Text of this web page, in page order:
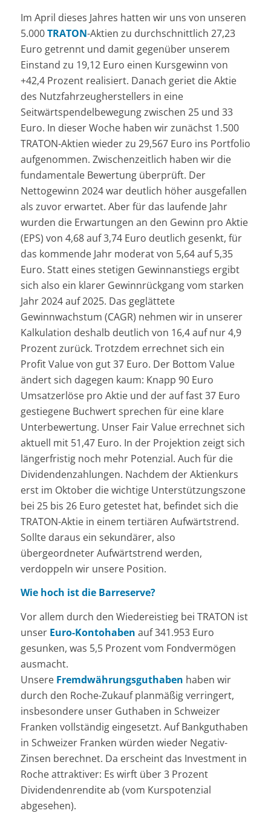
Im April dieses Jahres hatten wir uns von unseren
5.000TRATON-Aktien zu durchschnittlich 27,23
Euro getrennt und damit gegenüber unserem
Einstand zu 19,12 Euro einen Kursgewinn von
+42,4 Prozent realisiert. Danach geriet die Aktie
des Nutzfahrzeugherstellers in eine
Seitwärtspendelbewegung zwischen 25 und 33
Euro. In dieser Woche haben wir zunächst 1.500
TRATON-Aktien wieder zu 29,567 Euro ins Portfolio
aufgenommen. Zwischenzeitlich haben wir die
fundamentale Bewertung überprüft. Der
Nettogewinn 2024 war deutlich höher ausgefallen
als zuvor erwartet. Aber für das laufende Jahr
wurden die Erwartungen an den Gewinn pro Aktie
(EPS) von 4,68 auf 3,74 Euro deutlich gesenkt, für
das kommende Jahr moderat von 5,64 auf 5,35
Euro. Statt eines stetigen Gewinnanstiegs ergibt
sich also ein klarer Gewinnrückgang vom starken
Jahr 2024 auf 2025. Das geglättete
Gewinnwachstum (CAGR) nehmen wir in unserer
Kalkulation deshalb deutlich von 16,4 auf nur 4,9
Prozent zurück. Trotzdem errechnet sich ein
Profit Value von gut 37 Euro. Der Bottom Value
ändert sich dagegen kaum: Knapp 90 Euro
Umsatzerlöse pro Aktie und der auf fast 37 Euro
gestiegene Buchwert sprechen für eine klare
Unterbewertung. Unser Fair Value errechnet sich
aktuell mit 51,47 Euro. In der Projektion zeigt sich
längerfristig noch mehr Potenzial. Auch für die
Dividendenzahlungen. Nachdem der Aktienkurs
erst im Oktober die wichtige Unterstützungszone
bei 25 bis 26 Euro getestet hat, befindet sich die
TRATON-Aktie in einem tertiären Aufwärtstrend.
Sollte daraus ein sekundärer, also
übergeordneter Aufwärtstrend werden,
verdoppeln wir unsere Position.
Wie hoch ist die Barreserve?
Vor allem durch den Wiedereistieg bei TRATON ist
unser Euro-Kontohaben auf 341.953 Euro
gesunken, was 5,5 Prozent vom Fondvermögen
ausmacht.
Unsere Fremdwährungsguthaben haben wir
durch den Roche-Zukauf planmäßig verringert,
insbesondere unser Guthaben in Schweizer
Franken vollständig eingesetzt. Auf Bankguthaben
in Schweizer Franken würden wieder Negativ-
Zinsen berechnet. Da erscheint das Investment in
Roche attraktiver: Es wirft über 3 Prozent
Dividendenrendite ab (vom Kurspotenzial
abgesehen).